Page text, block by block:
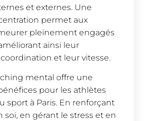
et externes. Une
permet aux
pleinement engagés
ainsi leur
et leur vitesse.
mental offre une
pour les athlètes
sport à Paris. En renforçant
soi, en gérant le stress et en